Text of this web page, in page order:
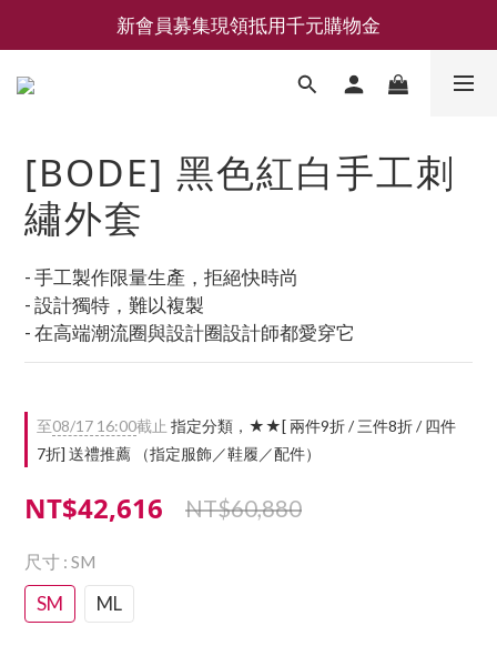
新會員募集現領抵用千元購物金
新會員募集現領抵用千元購物金
LEMAIRE 經典可頌包 NEW ARRIVAL
新會員募集現領抵用千元購物金
[BODE] 黑色紅白手工刺
繡外套
- 手工製作限量生產，拒絕快時尚
- 設計獨特，難以複製
- 在高端潮流圈與設計圈設計師都愛穿它
至08/17 16:00截止 指定分類，★★[ 兩件9折 / 三件8折 / 四件
7折] 送禮推薦 （指定服飾／鞋履／配件）
NT$42,616 NT$60,880
尺寸 : SM
SM ML